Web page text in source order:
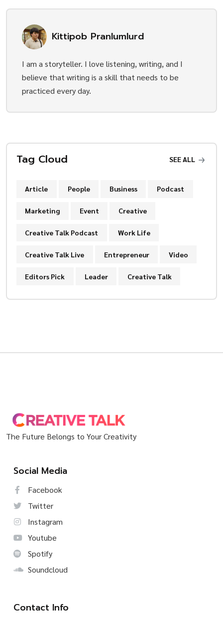
Kittipob Pranlumlurd
I am a storyteller. I love listening, writing, and I
believe that writing is a skill that needs to be
practiced every day.
Tag Cloud SEE ALL
Article People Business Podcast
Marketing Event Creative
Creative Talk Podcast Work Life
Creative Talk Live Entrepreneur Video
Editors Pick Leader Creative Talk
The Future Belongs to Your Creativity
Social Media
Facebook
Twitter
Instagram
Youtube
Spotify
Soundcloud
Contact Info